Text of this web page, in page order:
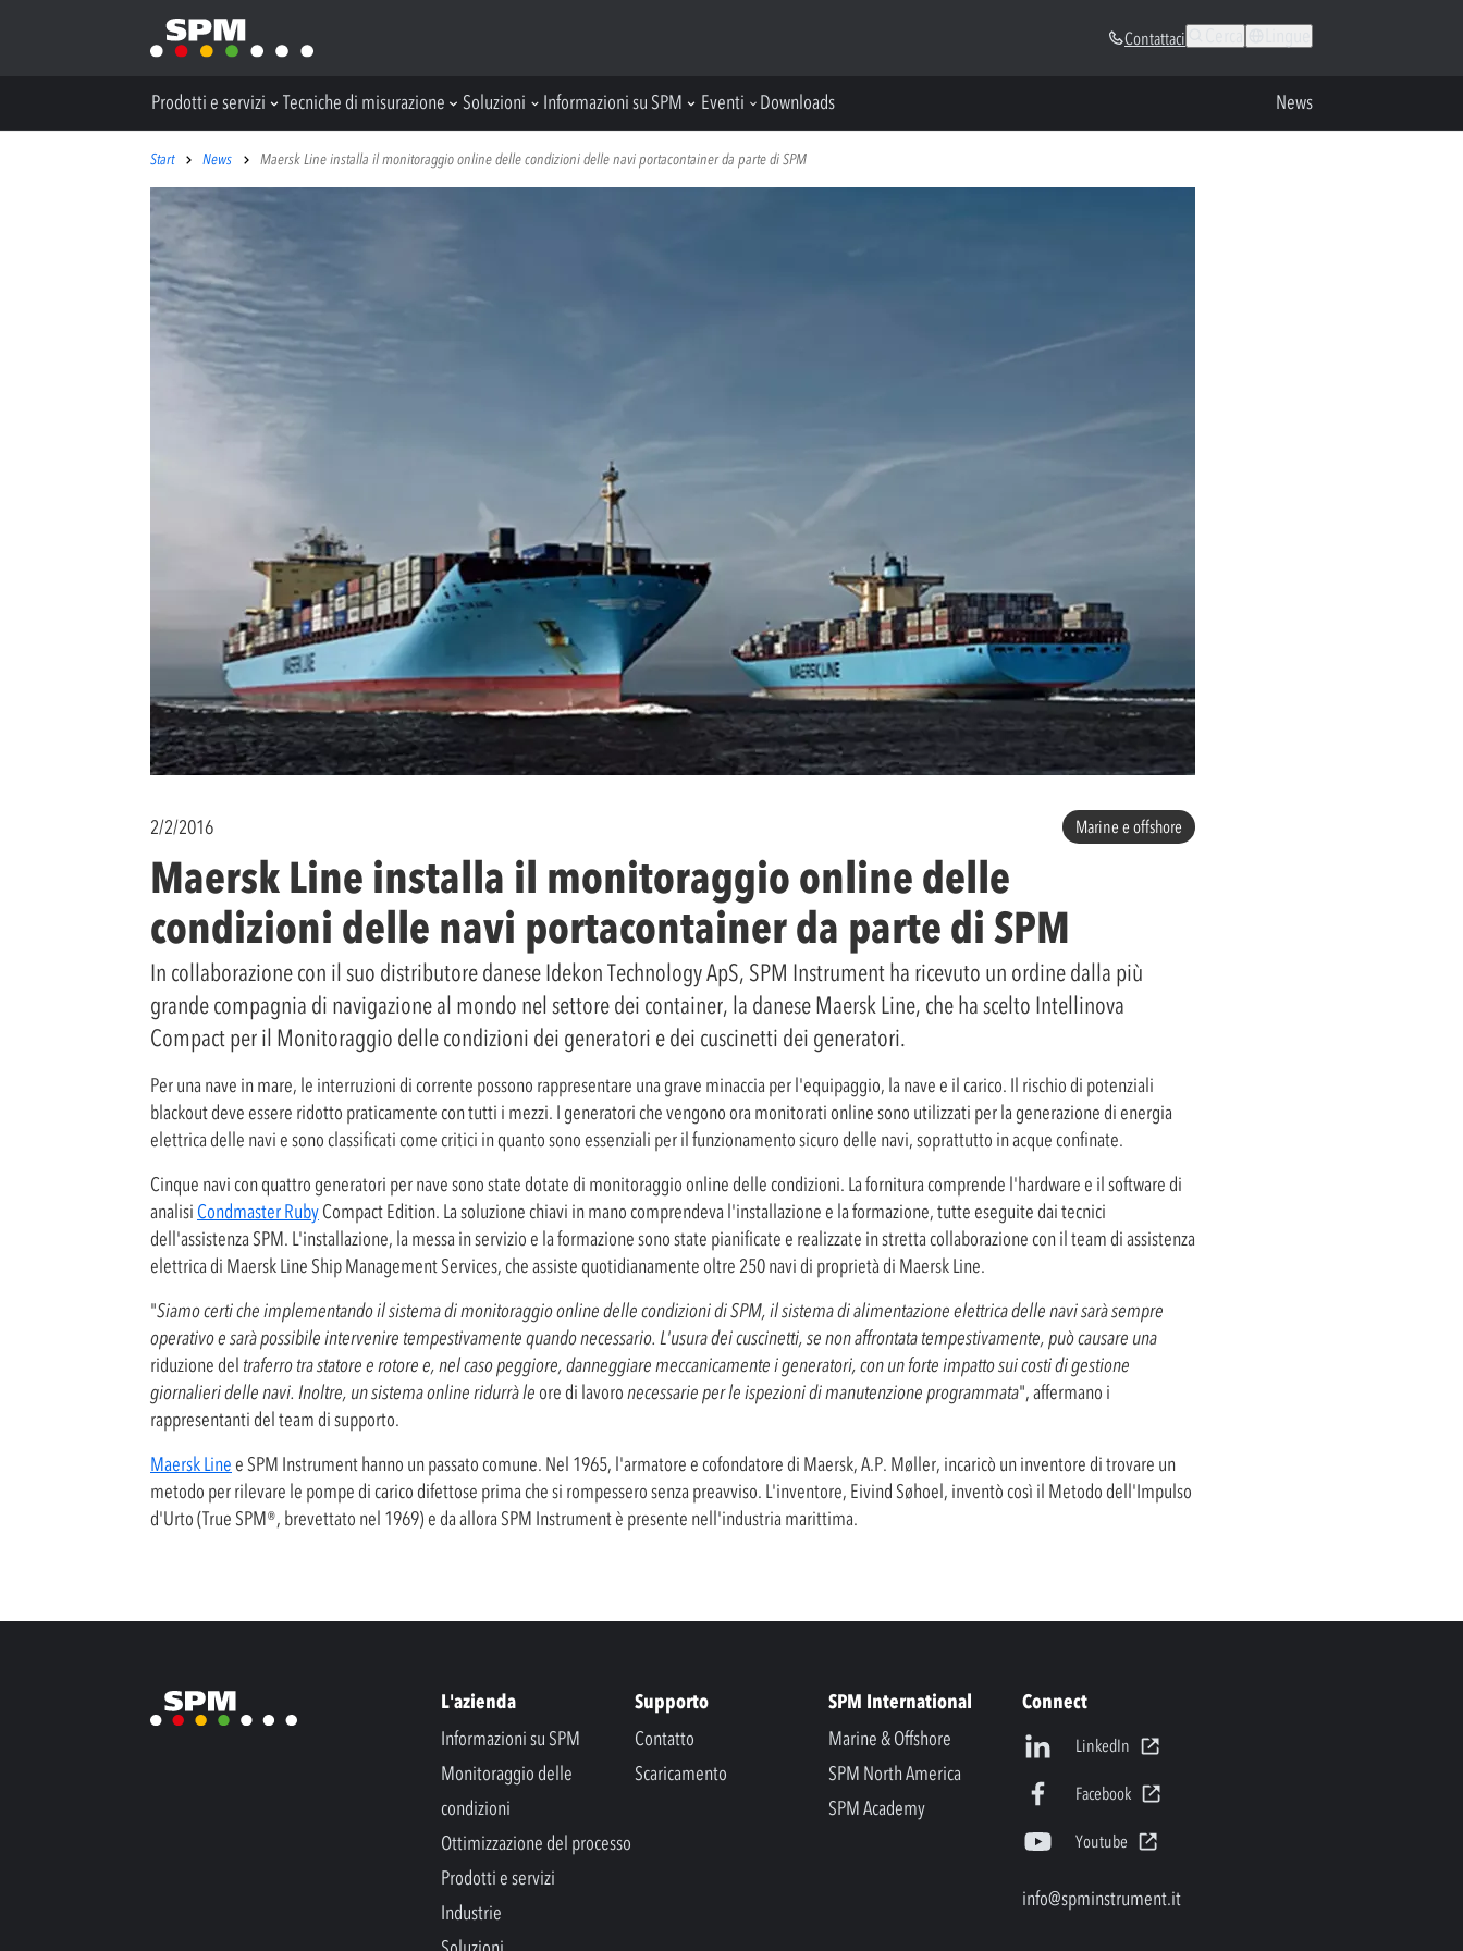
Contattaci
Prodotti e servizi Tecniche di misurazione Soluzioni Informazioni su SPM Eventi Downloads News
Start News Maersk Line installa il monitoraggio online delle condizioni delle navi portacontainer da parte di SPM
2/2/2016 Marine e offshore
Maersk Line installa il monitoraggio online delle
condizioni delle navi portacontainer da parte di SPM
In collaborazione con il suo distributore danese Idekon Technology ApS, SPM Instrument ha ricevuto un ordine dalla più
grande compagnia di navigazione al mondo nel settore dei container, la danese Maersk Line, che ha scelto Intellinova
Compact per il Monitoraggio delle condizioni dei generatori e dei cuscinetti dei generatori.
Per una nave in mare, le interruzioni di corrente possono rappresentare una grave minaccia per l'equipaggio, la nave e il carico. Il rischio di potenziali
blackout deve essere ridotto praticamente con tutti i mezzi. I generatori che vengono ora monitorati online sono utilizzati per la generazione di energia
elettrica delle navi e sono classificati come critici in quanto sono essenziali per il funzionamento sicuro delle navi, soprattutto in acque confinate.
Cinque navi con quattro generatori per nave sono state dotate di monitoraggio online delle condizioni. La fornitura comprende l'hardware e il software di
analisi Condmaster RubyCompact Edition. La soluzione chiavi in mano comprendeva l'installazione e la formazione, tutte eseguite dai tecnici
dell'assistenza SPM. L'installazione, la messa in servizio e la formazione sono state pianificate e realizzate in stretta collaborazione con il team di assistenza
elettrica di Maersk Line Ship Management Services, che assiste quotidianamente oltre 250 navi di proprietà di Maersk Line.
"Siamo certi che implementando il sistema di monitoraggio online delle condizioni di SPM, il sistema di alimentazione elettrica delle navi sarà sempre
operativo e sarà possibile intervenire tempestivamente quando necessario. L'usura dei cuscinetti, se non affrontata tempestivamente, può causare una
riduzione del traferro tra statore e rotore e, nel caso peggiore, danneggiare meccanicamente i generatori, con un forte impatto sui costi di gestione
giornalieri delle navi. Inoltre, un sistema online ridurrà leore di lavoronecessarie per le ispezioni di manutenzione programmata", affermano i
rappresentanti del team di supporto.
Maersk Linee SPM Instrument hanno un passato comune. Nel 1965, l'armatore e cofondatore di Maersk, A.P. Møller, incaricò un inventore di trovare un
metodo per rilevare le pompe di carico difettose prima che si rompessero senza preavviso. L'inventore, Eivind Søhoel, inventò così il Metodo dell'Impulso
d'Urto (True SPM®, brevettato nel 1969) e da allora SPM Instrument è presente nell'industria marittima.
L'azienda
Informazioni su SPM
Monitoraggio delle
condizioni
Ottimizzazione del processo
Prodotti e servizi
Industrie
Supporto
Contatto
Scaricamento
SPM International
Marine & Offshore
SPM North America
SPM Academy
Connect
LinkedIn
Facebook
Youtube
info@spminstrument.it